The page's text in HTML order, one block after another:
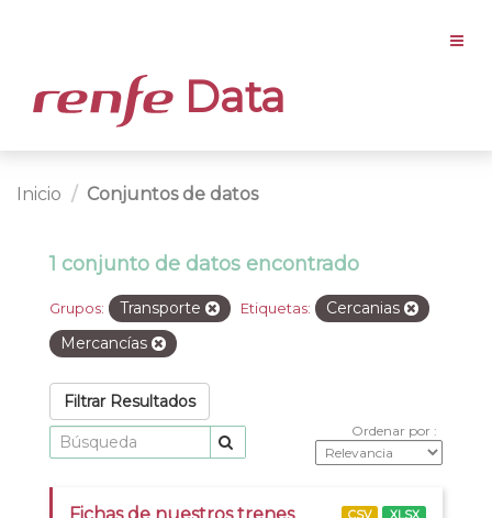
Data
Inicio Conjuntos de datos
1 conjunto de datos encontrado
Grupos: Transporte Etiquetas:
Cercanias
Mercancías
Filtrar Resultados
Ordenar por
CSV XLSX